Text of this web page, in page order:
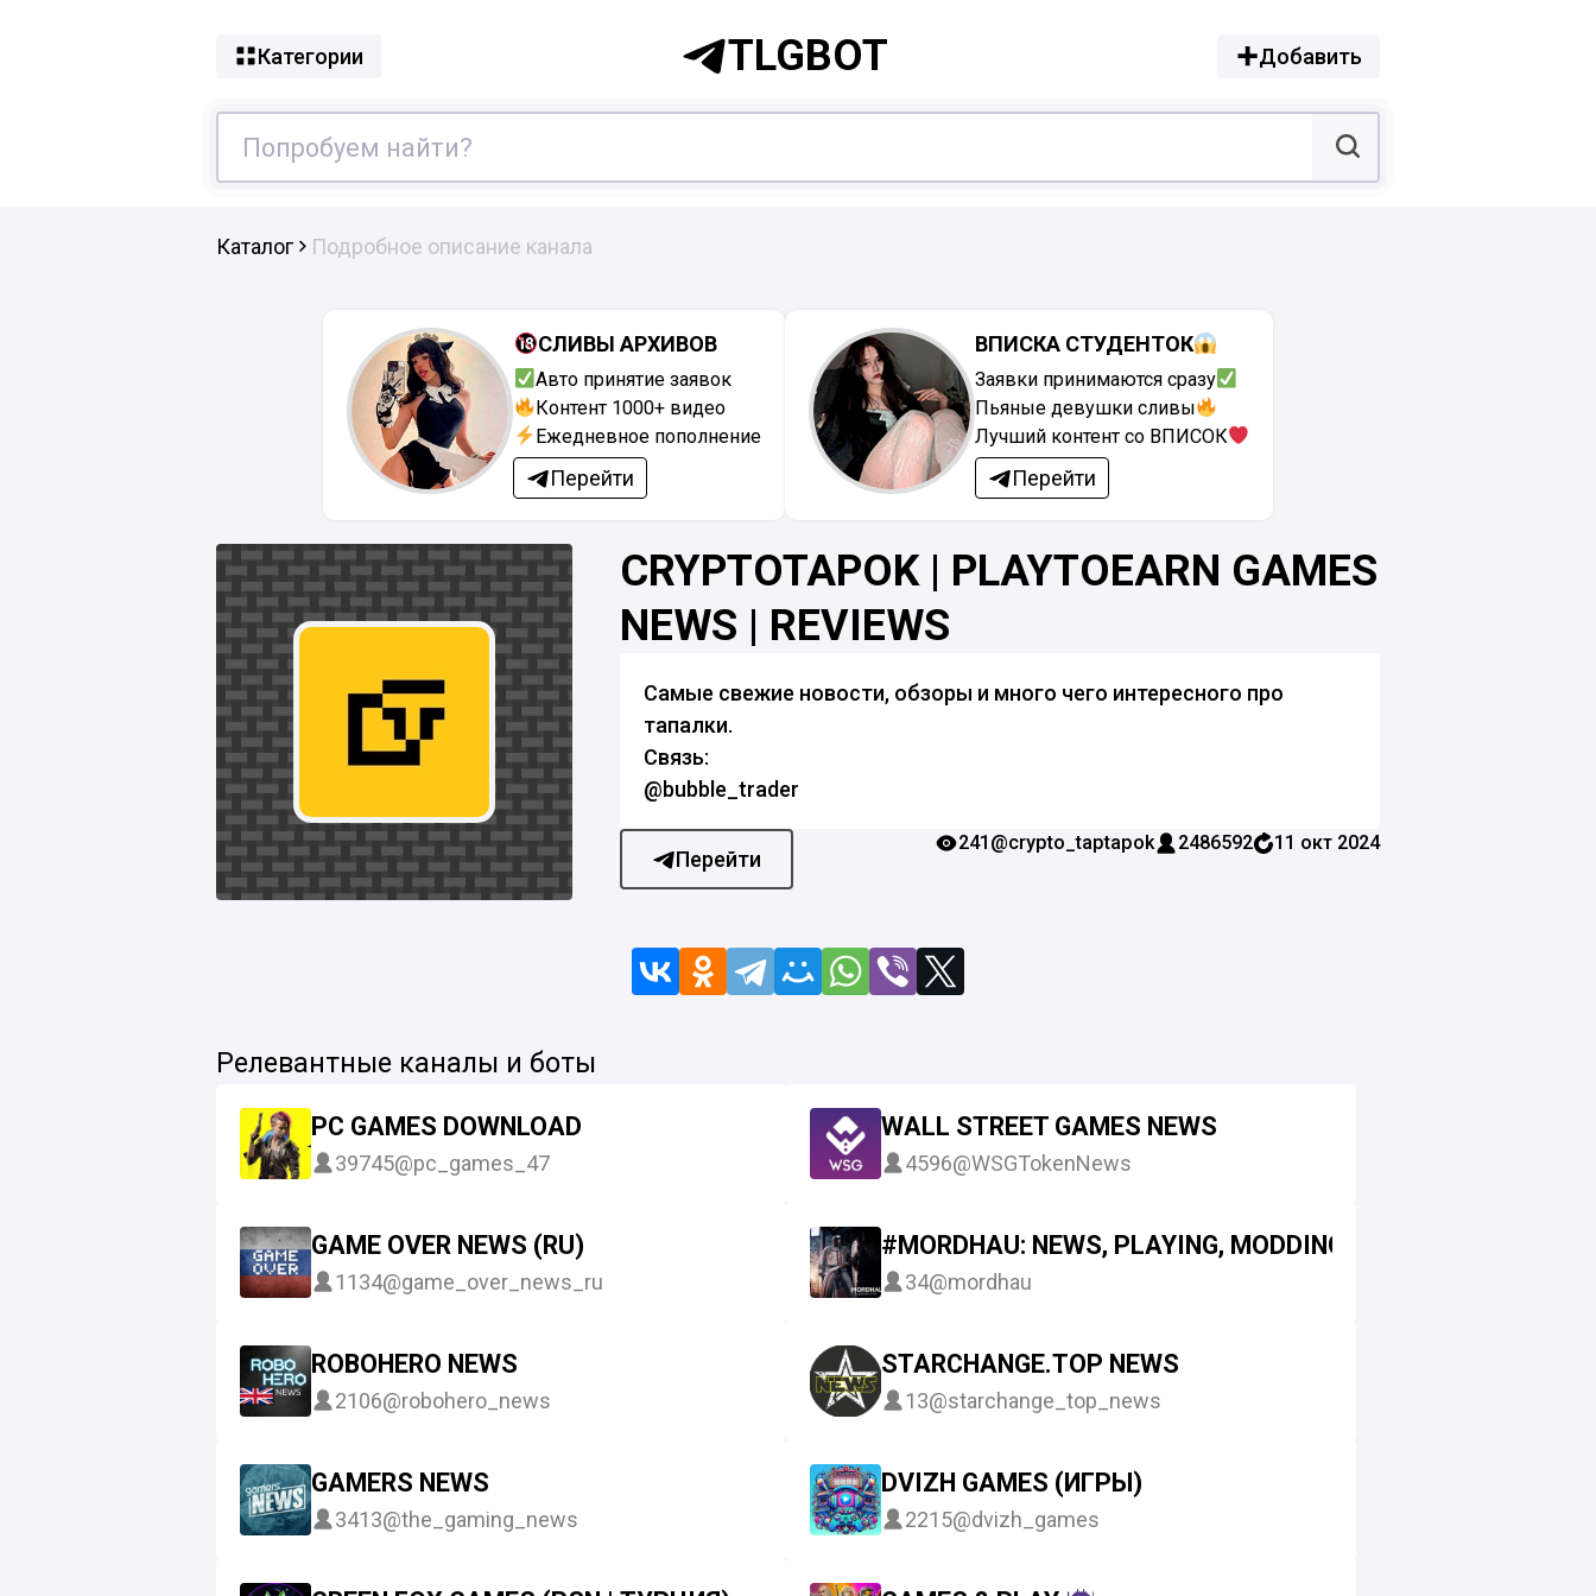
Категории TLGBOT Добавить
Каталог Подробное описание канала
СЛИВЫ АРХИВОВ
Авто принятие заявок
Контент 1000+ видео
Ежедневное пополнение
Перейти
ВПИСКА СТУДЕНТОК
Заявки принимаются сразу
Пьяные девушки сливы
Лучший контент со ВПИСОК
Перейти
CRYPTOTAPOK | PLAYTOEARN GAMES
NEWS | REVIEWS
Самые свежие новости, обзоры и много чего интересного про
тапалки.
Связь:
@bubble_trader
Перейти
241 @crypto_taptapok 2486592 11 окт 2024
Релевантные каналы и боты
PC GAMES DOWNLOAD
39745@pc_games_47
WALL STREET GAMES NEWS
4596@WSGTokenNews
GAME OVER NEWS (RU)
1134@game_over_news_ru
#MORDHAU: NEWS, PLAYING, MODDING, EDITING AND
34@mordhau
ROBOHERO NEWS
2106@robohero_news
STARCHANGE.TOP NEWS
13@starchange_top_news
GAMERS NEWS
3413@the_gaming_news
DVIZH GAMES (ИГРЫ)
2215@dvizh_games